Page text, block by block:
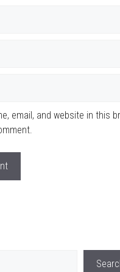
email, and website in this